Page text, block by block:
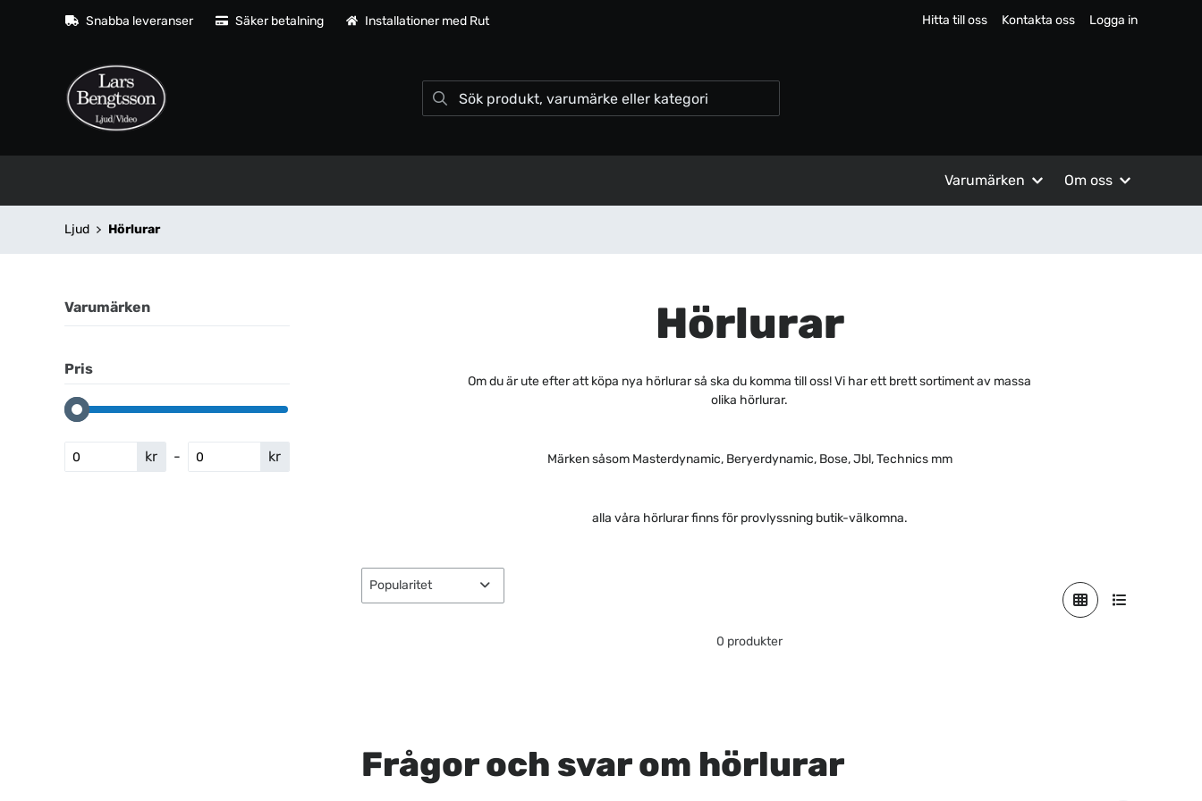
Snabba leveranser Säker betalning Installationer med Rut Hitta till oss Kontakta oss Logga in
Varumärken Om oss
Ljud Hörlurar
Varumärken
Pris
kr - kr
Hörlurar
Om du är ute efter att köpa nya hörlurar så ska du komma till oss! Vi har ett brett sortiment av massa
olika hörlurar.
Märken såsom Masterdynamic, Beryerdynamic, Bose, Jbl, Technics mm
alla våra hörlurar finns för provlyssning butik-välkomna.
0 produkter
Frågor och svar om hörlurar